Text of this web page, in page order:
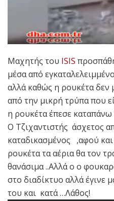
Μαχητής του ISIS
μέσα από
αλλά καθώς η ρουκέτα δεν
από την μικρή τρύπα που
η ρουκέτα έπεσε καταπάνω
Ο Τζιχαντιστής άσχετος
καταδικασμένος ,αφού
ρουκέτα τα αέρια θα τον
θανάσιμα ..Αλλά ο ο
στο διαδίκτυο αλλά έγινε
του και κατά …Λάθος!